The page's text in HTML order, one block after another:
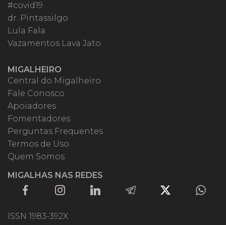
#covid19
dr. Pintassilgo
Lula Fala
Vazamentos Lava Jato
MIGALHEIRO
Central do Migalheiro
Fale Conosco
Apoiadores
Fomentadores
Perguntas Frequentes
Termos de Uso
Quem Somos
MIGALHAS NAS REDES
ISSN 1983-392X